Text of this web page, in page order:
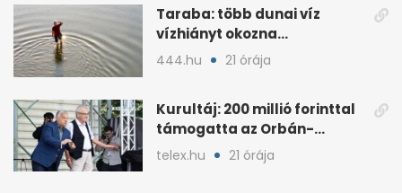
Taraba: több dunai víz
vízhiányt okozna
Szlovákiában
444.hu 21 órája
Kurultáj: 200 millió forinttal
támogatta az Orbán-
kormány a rendezvényt
telex.hu 21 órája